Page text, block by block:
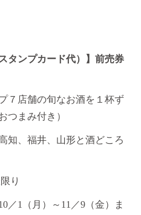
タンプカード代）】前売券
７店舗の旬なお酒を１杯ず
つまみ付き）
知、福井、山形と酒どころ
り
／1（月）～11／9（金）ま